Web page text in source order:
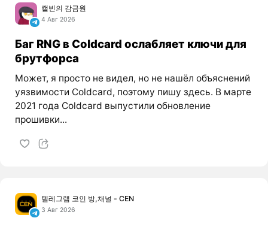
캘빈의 감금원
4 Авг 2026
Баг RNG в Coldcard ослабляет ключи для
брутфорса
Может, я просто не видел, но не нашёл объяснений
уязвимости Coldcard, поэтому пишу здесь. В марте
2021 года Coldcard выпустили обновление
прошивки...
텔레그램 코인 방,채널 - CEN
3 Авг 2026